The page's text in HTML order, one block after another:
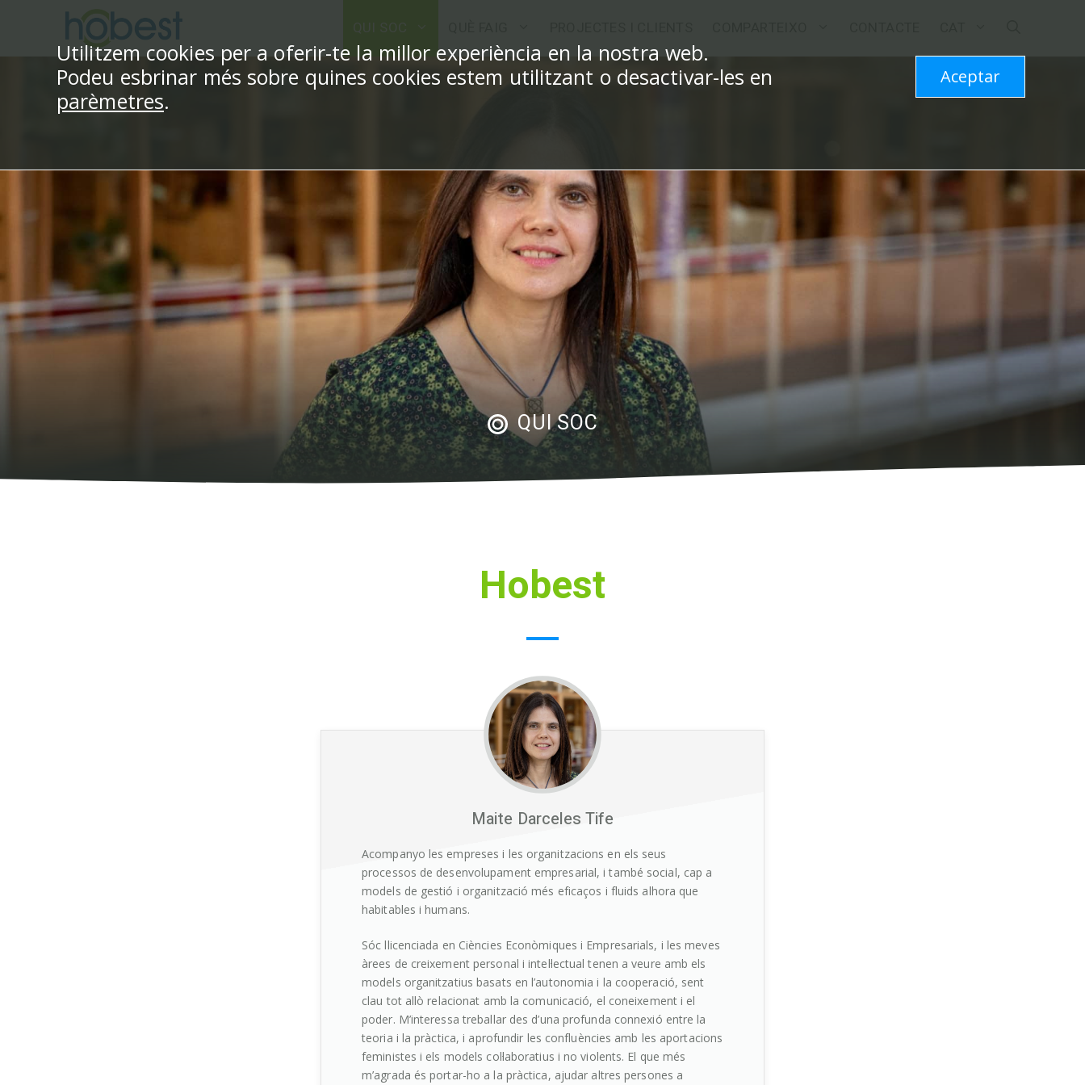
contingut
QUI SOC
Hobest
Maite Darceles Tife
Acompanyo les empreses i les organitzacions en els seus
processos de desenvolupament empresarial, i també social, cap a
models de gestió i organització més eficaços i fluids alhora que
habitables i humans.
Sóc llicenciada en Ciències Econòmiques i Empresarials, i les meves
àrees de creixement personal i intel·lectual tenen a veure amb els
models organitzatius basats en l’autonomia i la cooperació, sent
clau tot allò relacionat amb la comunicació, el coneixement i el
poder. M’interessa treballar des d’una profunda connexió entre la
teoria i la pràctica, i aprofundir les confluències amb les aportacions
feministes i els models col·laboratius i no violents. El que més
m’agrada és portar-ho a la pràctica, ajudar altres persones a
Utilitzem cookies per a oferir-te la millor experiència en la nostra web.
Podeu esbrinar més sobre quines cookies estem utilitzant o desactivar-les en
parèmetres.
Aceptar